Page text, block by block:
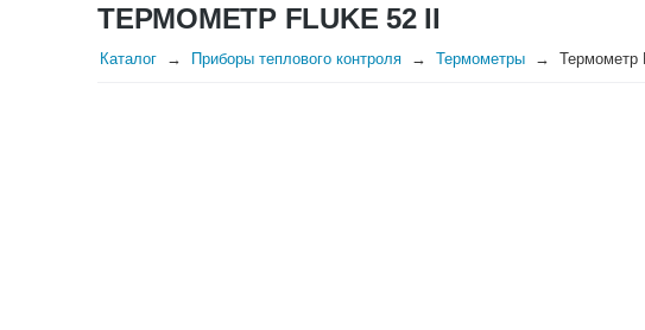
ТЕРМОМЕТР FLUKE 52 II
Каталог Приборы теплового контроля Термометры Термометр